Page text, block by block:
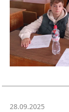
28.09.2025